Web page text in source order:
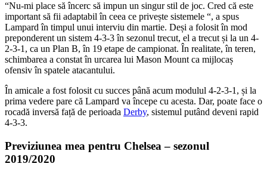
“Nu-mi place să încerc să impun un singur stil de joc. Cred că este
important să fii adaptabil în ceea ce privește sistemele “, a spus
Lampard în timpul unui interviu din martie. Deși a folosit în mod
preponderent un sistem 4-3-3 în sezonul trecut, el a trecut și la un 4-
2-3-1, ca un Plan B, în 19 etape de campionat. În realitate, în teren,
schimbarea a constat în urcarea lui Mason Mount ca mijlocaș
ofensiv în spatele atacantului.
În amicale a fost folosit cu succes până acum modulul 4-2-3-1, și la
prima vedere pare că Lampard va începe cu acesta. Dar, poate face o
rocadă inversă față de perioada Derby, sistemul putând deveni rapid
4-3-3.
Previziunea mea pentru Chelsea – sezonul
2019/2020